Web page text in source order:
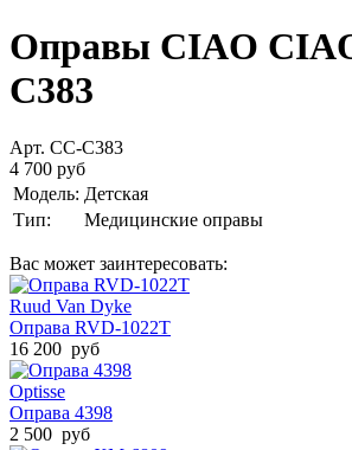
Оправы CIAO
C383
Арт. CC-C383
4 700 руб
Модель: Детская
Тип:
Медицинские оправы
Вас может заинтересовать:
Ruud Van Dyke
Оправа RVD-1022T
16 200 руб
Optisse
Оправа 4398
2 500 руб